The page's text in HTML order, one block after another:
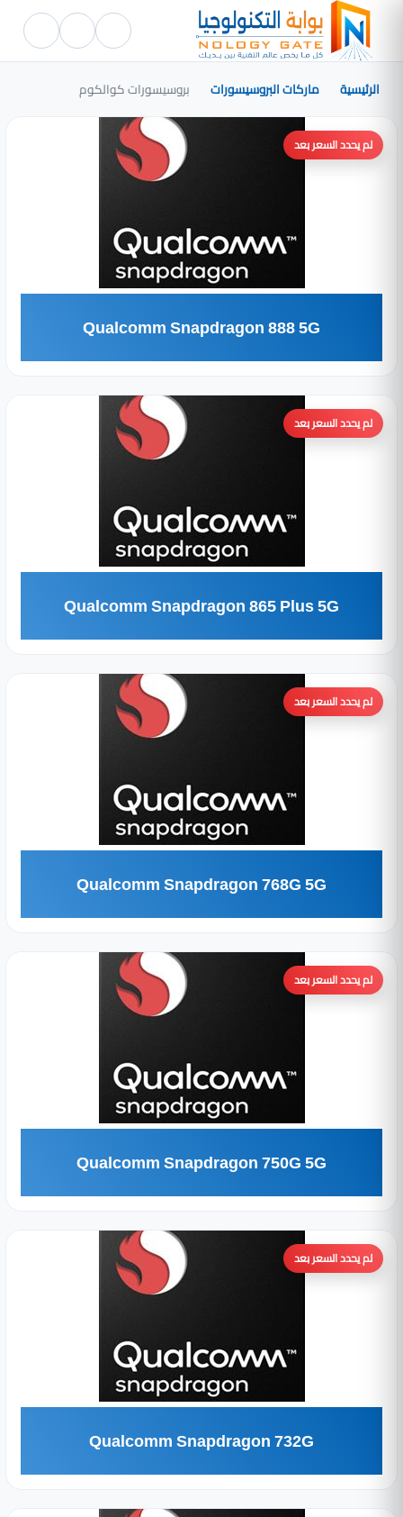
الرئيسية ماركات البروسيسورات بروسيسورات كوالكوم
لم يحدد السعر بعد
Qualcomm Snapdragon 888 5G
لم يحدد السعر بعد
Qualcomm Snapdragon 865 Plus 5G
لم يحدد السعر بعد
Qualcomm Snapdragon 768G 5G
لم يحدد السعر بعد
Qualcomm Snapdragon 750G 5G
لم يحدد السعر بعد
Qualcomm Snapdragon 732G